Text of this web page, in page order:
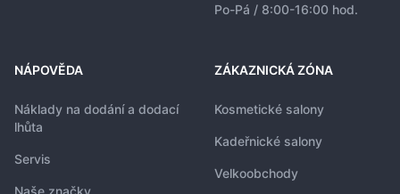
Po-Pá / 8:00-16:00 hod.
NÁPOVĚDA
Náklady na dodání a dodací
lhůta
Servis
Naše značky
ZÁKAZNICKÁ ZÓNA
Kosmetické salony
Kadeřnické salony
Velkoobchody